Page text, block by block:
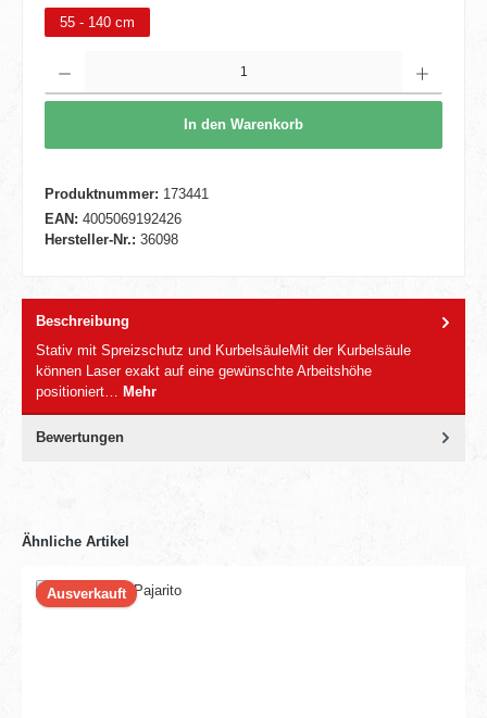
55 - 140 cm
In den Warenkorb
Produktnummer: 173441
EAN: 4005069192426
Hersteller-Nr.: 36098
Beschreibung
Stativ mit Spreizschutz und KurbelsäuleMit der Kurbelsäule
können Laser exakt auf eine gewünschte Arbeitshöhe
positioniert…
Mehr
Bewertungen
Ähnliche Artikel
Ausverkauft